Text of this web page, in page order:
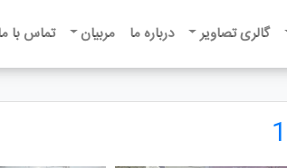
گالری تصاویر درباره ما مربیان تماس با